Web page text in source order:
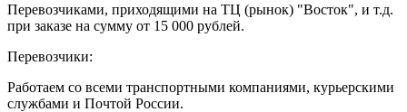
Перевозчиками, приходящими на ТЦ (рынок) "Восток", и т.д.
при заказе на сумму от 15 000 рублей.
Перевозчики:
Работаем со всеми транспортными компаниями, курьерскими
службами и Почтой России.